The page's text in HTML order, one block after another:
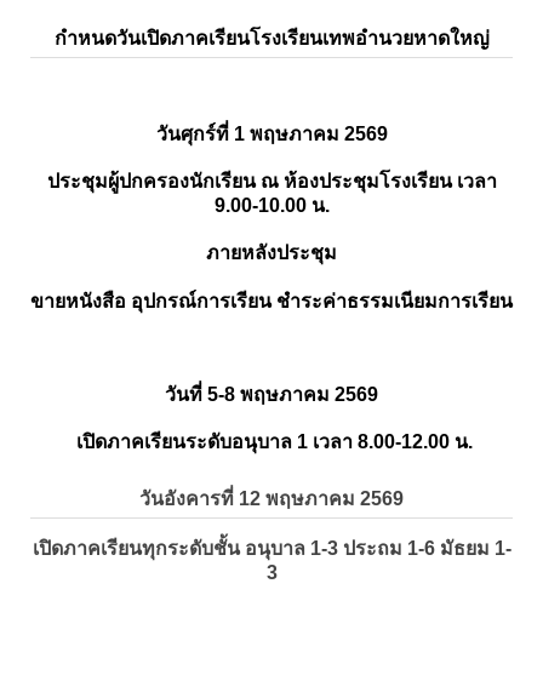
กำหนดวันเปิดภาคเรียนโรงเรียนเทพอำนวยหาดใหญ่
วันศุกร์ที่ 1 พฤษภาคม 2569
ประชุมผู้ปกครองนักเรียน ณ ห้องประชุมโรงเรียน เวลา
9.00-10.00 น.
ภายหลังประชุม
ขายหนังสือ อุปกรณ์การเรียน ชำระค่าธรรมเนียมการเรียน
วันที่ 5-8 พฤษภาคม 2569
เปิดภาคเรียนระดับอนุบาล 1 เวลา 8.00-12.00 น.
วันอังคารที่ 12 พฤษภาคม 2569
เปิดภาคเรียนทุกระดับชั้น อนุบาล 1-3 ประถม 1-6 มัธยม 1-
3